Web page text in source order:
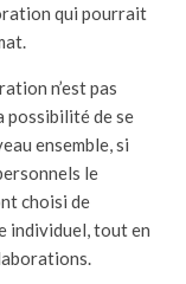
qui pourrait
n’est pas
possibilité de se
ensemble, si
le
choisi de
individuel, tout en